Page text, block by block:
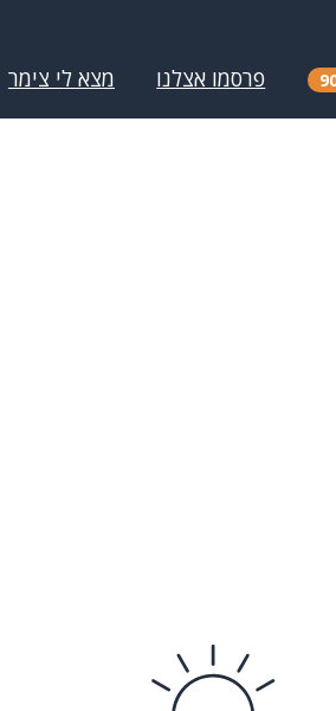
פרסמו אצלנו מצא לי צימר